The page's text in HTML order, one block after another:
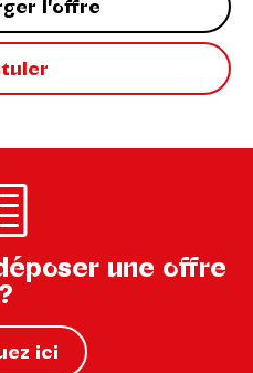
l'offre
une offre
?
ici